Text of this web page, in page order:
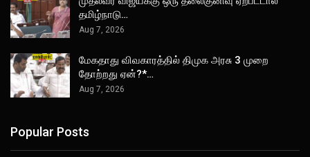
தமிழ்நாடு…
Aug 7, 2026
மேகதாது விவகாரத்தில் திமுக அரசு 3 முறை
தோற்றது ஏன்?*…
Aug 7, 2026
Popular Posts